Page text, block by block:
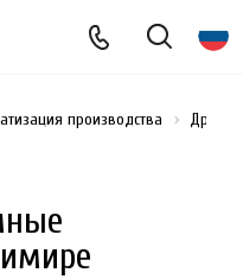
производства